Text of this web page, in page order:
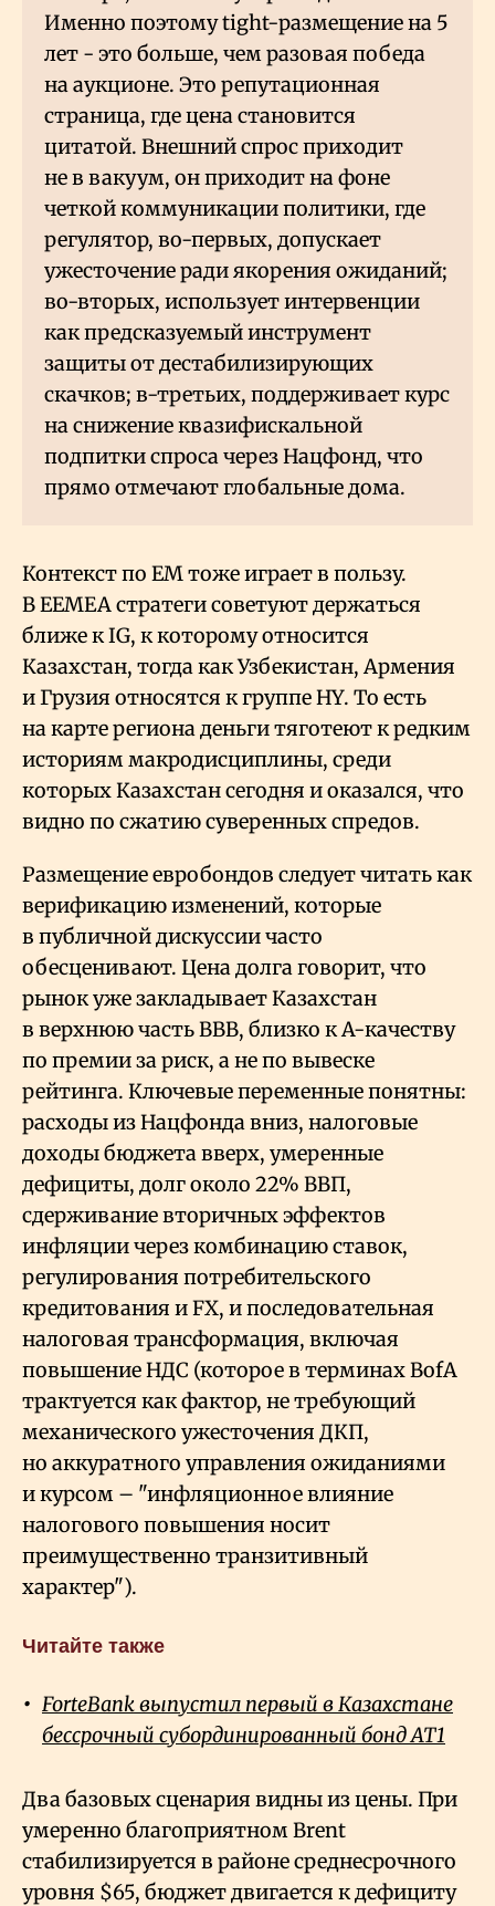
Именно поэтому tight-размещение на 5
лет - это больше, чем разовая победа
на аукционе. Это репутационная
страница, где цена становится
цитатой. Внешний спрос приходит
не в вакуум, он приходит на фоне
четкой коммуникации политики, где
регулятор, во-первых, допускает
ужесточение ради якорения ожиданий;
во-вторых, использует интервенции
как предсказуемый инструмент
защиты от дестабилизирующих
скачков; в-третьих, поддерживает курс
на снижение квазифискальной
подпитки спроса через Нацфонд, что
прямо отмечают глобальные дома.
Контекст по EM тоже играет в пользу.
В EEMEA стратеги советуют держаться
ближе к IG, к которому относится
Казахстан, тогда как Узбекистан, Армения
и Грузия относятся к группе HY. То есть
на карте региона деньги тяготеют к редким
историям макродисциплины, среди
которых Казахстан сегодня и оказался, что
видно по сжатию суверенных спредов.
Размещение евробондов следует читать как
верификацию изменений, которые
в публичной дискуссии часто
обесценивают. Цена долга говорит, что
рынок уже закладывает Казахстан
в верхнюю часть BBB, близко к A-качеству
по премии за риск, а не по вывеске
рейтинга. Ключевые переменные понятны:
расходы из Нацфонда вниз, налоговые
доходы бюджета вверх, умеренные
дефициты, долг около 22% ВВП,
сдерживание вторичных эффектов
инфляции через комбинацию ставок,
регулирования потребительского
кредитования и FX, и последовательная
налоговая трансформация, включая
повышение НДС (которое в терминах BofA
трактуется как фактор, не требующий
механического ужесточения ДКП,
но аккуратного управления ожиданиями
и курсом – "инфляционное влияние
налогового повышения носит
преимущественно транзитивный
характер").
Читайте также
ForteBank выпустил первый в Казахстане
бессрочный субординированный бонд AT1
Два базовых сценария видны из цены. При
умеренно благоприятном Brent
стабилизируется в районе среднесрочного
уровня $65, бюджет двигается к дефициту